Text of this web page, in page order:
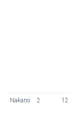
Nakano 2 12